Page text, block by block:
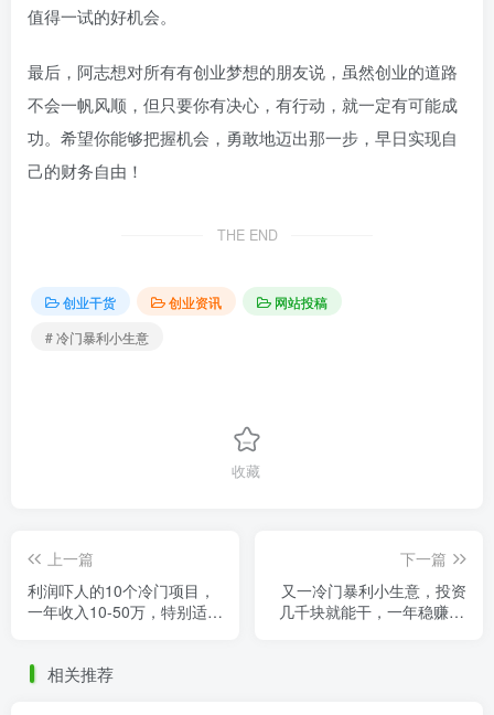
值得一试的好机会。
最后，阿志想对所有有创业梦想的朋友说，虽然创业的道路
不会一帆风顺，但只要你有决心，有行动，就一定有可能成
功。希望你能够把握机会，勇敢地迈出那一步，早日实现自
己的财务自由！
THE END
创业干货 创业资讯
网站投稿
# 冷门暴利小生意
收藏
上一篇
利润吓人的10个冷门项目，
一年收入10-50万，特别适合
下一篇
又一冷门暴利小生意，投资
几千块就能干，一年稳赚48
相关推荐